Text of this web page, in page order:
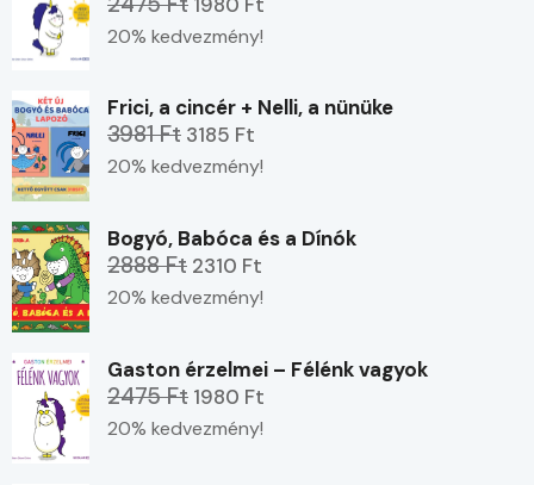
20% kedvezmény!
Frici, a cincér + Nelli, a nünüke
3981 Ft 3185 Ft
20% kedvezmény!
Bogyó, Babóca és a Dínók
2888 Ft 2310 Ft
20% kedvezmény!
Gaston érzelmei – Félénk vagyok
2475 Ft 1980 Ft
20% kedvezmény!